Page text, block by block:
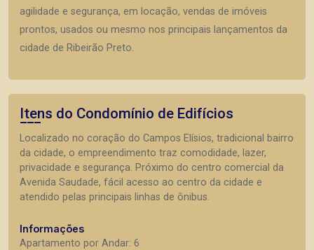
agilidade e segurança, em locação, vendas de imóveis
prontos, usados ou mesmo nos principais lançamentos da
cidade de Ribeirão Preto.
Itens do Condomínio de Edifícios
Localizado no coração do Campos Elísios, tradicional bairro
da cidade, o empreendimento traz comodidade, lazer,
privacidade e segurança. Próximo do centro comercial da
Avenida Saudade, fácil acesso ao centro da cidade e
atendido pelas principais linhas de ônibus.
Informações
Apartamento por Andar: 6